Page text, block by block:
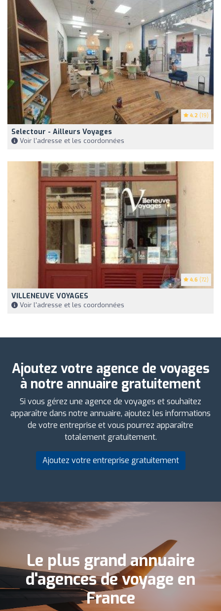
4.2 (19)
Selectour - Ailleurs Voyages
Voir l'adresse et les coordonnées
4.6 (72)
VILLENEUVE VOYAGES
Voir l'adresse et les coordonnées
Ajoutez votre agence de voyages
à notre annuaire gratuitement
Si vous gérez une agence de voyages et souhaitez
apparaître dans notre annuaire, ajoutez les informations
de votre entreprise et vous pourrez apparaître
totalement gratuitement.
Ajoutez votre entreprise gratuitement
Le plus grand annuaire
d'agences de voyage en
France